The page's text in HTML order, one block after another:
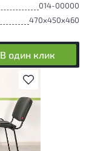
014-00000
470x450x460
В один клик
В избранное